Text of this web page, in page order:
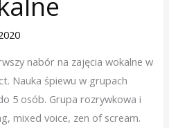
nabór na zajęcia wokalne w
Nauka śpiewu w grupach
5 osób. Grupa rozrywkowa i
mixed voice, zen of scream.